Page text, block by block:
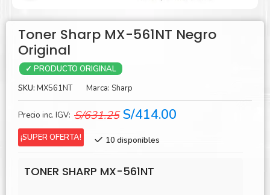
Toner Sharp MX-561NT Negro
Original
✓ PRODUCTO ORIGINAL
SKU: MX561NT Marca: Sharp
Precio inc. IGV: S/631.25 El
original
S/631.25.
S/414.00
¡SUPER OFERTA! 10 disponibles
TONER SHARP MX-561NT